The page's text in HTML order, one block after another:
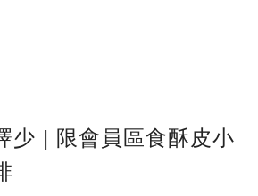
少 | 限會員區食酥皮小